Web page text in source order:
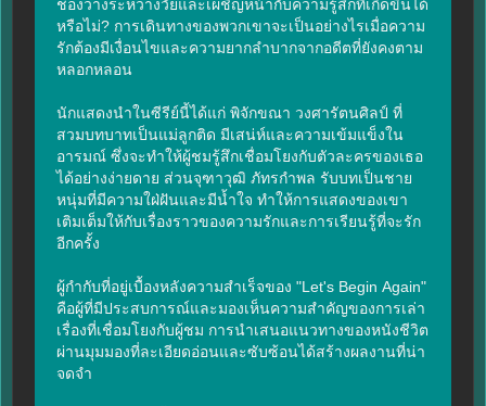
ช่องว่างระหว่างวัยและเผชิญหน้ากับความรู้สึกที่เกิดขึ้นได้
หรือไม่? การเดินทางของพวกเขาจะเป็นอย่างไรเมื่อความ
รักต้องมีเงื่อนไขและความยากลำบากจากอดีตที่ยังคงตาม
หลอกหลอน
นักแสดงนำในซีรีย์นี้ได้แก่ พิจักขณา วงศารัตนศิลป์ ที่
สวมบทบาทเป็นแม่ลูกติด มีเสน่ห์และความเข้มแข็งใน
อารมณ์ ซึ่งจะทำให้ผู้ชมรู้สึกเชื่อมโยงกับตัวละครของเธอ
ได้อย่างง่ายดาย ส่วนจุฑาวุฒิ ภัทรกำพล รับบทเป็นชาย
หนุ่มที่มีความใฝ่ฝันและมีน้ำใจ ทำให้การแสดงของเขา
เติมเต็มให้กับเรื่องราวของความรักและการเรียนรู้ที่จะรัก
อีกครั้ง
ผู้กำกับที่อยู่เบื้องหลังความสำเร็จของ "Let's Begin Again"
คือผู้ที่มีประสบการณ์และมองเห็นความสำคัญของการเล่า
เรื่องที่เชื่อมโยงกับผู้ชม การนำเสนอแนวทางของหนังชีวิต
ผ่านมุมมองที่ละเอียดอ่อนและซับซ้อนได้สร้างผลงานที่น่า
จดจำ